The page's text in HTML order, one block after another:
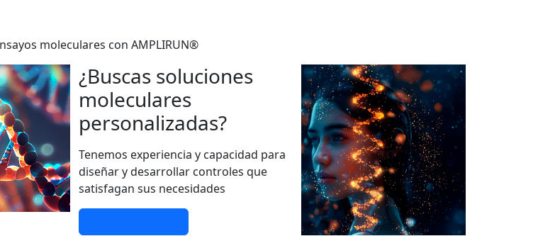
moleculares con AMPLIRUN®
¿Buscas soluciones
moleculares
personalizadas?
Tenemos experiencia y capacidad para
diseñar y desarrollar controles que
satisfagan sus necesidades